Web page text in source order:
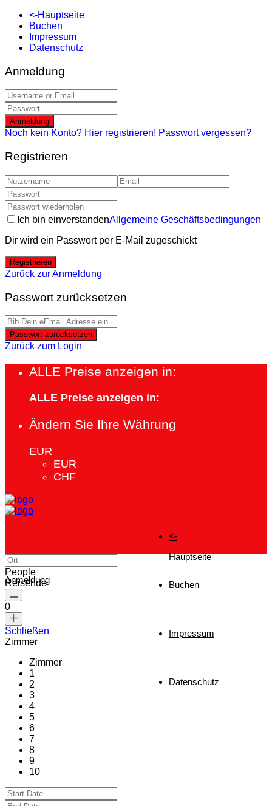
<-Hauptseite
Buchen
Impressum
Datenschutz
Anmeldung
Anmeldung
Noch kein Konto? Hier registrieren! Passwort vergessen?
Registrieren
Ich bin einverstandenAllgemeine Geschäftsbedingungen
Dir wird ein Passwort per E-Mail zugeschickt
Registrieren
Zurück zur Anmeldung
Passwort zurücksetzen
Passwort zurücksetzen
Zurück zum Login
ALLE Preise anzeigen in:
ALLE Preise anzeigen in:
Ändern Sie Ihre Währung
EUR
EUR
CHF
<-
Hauptseite
Buchen
Impressum
Datenschutz
Anmeldung
People
Reisende
0
Schließen
Zimmer
Zimmer
1
2
3
4
5
6
7
8
9
10